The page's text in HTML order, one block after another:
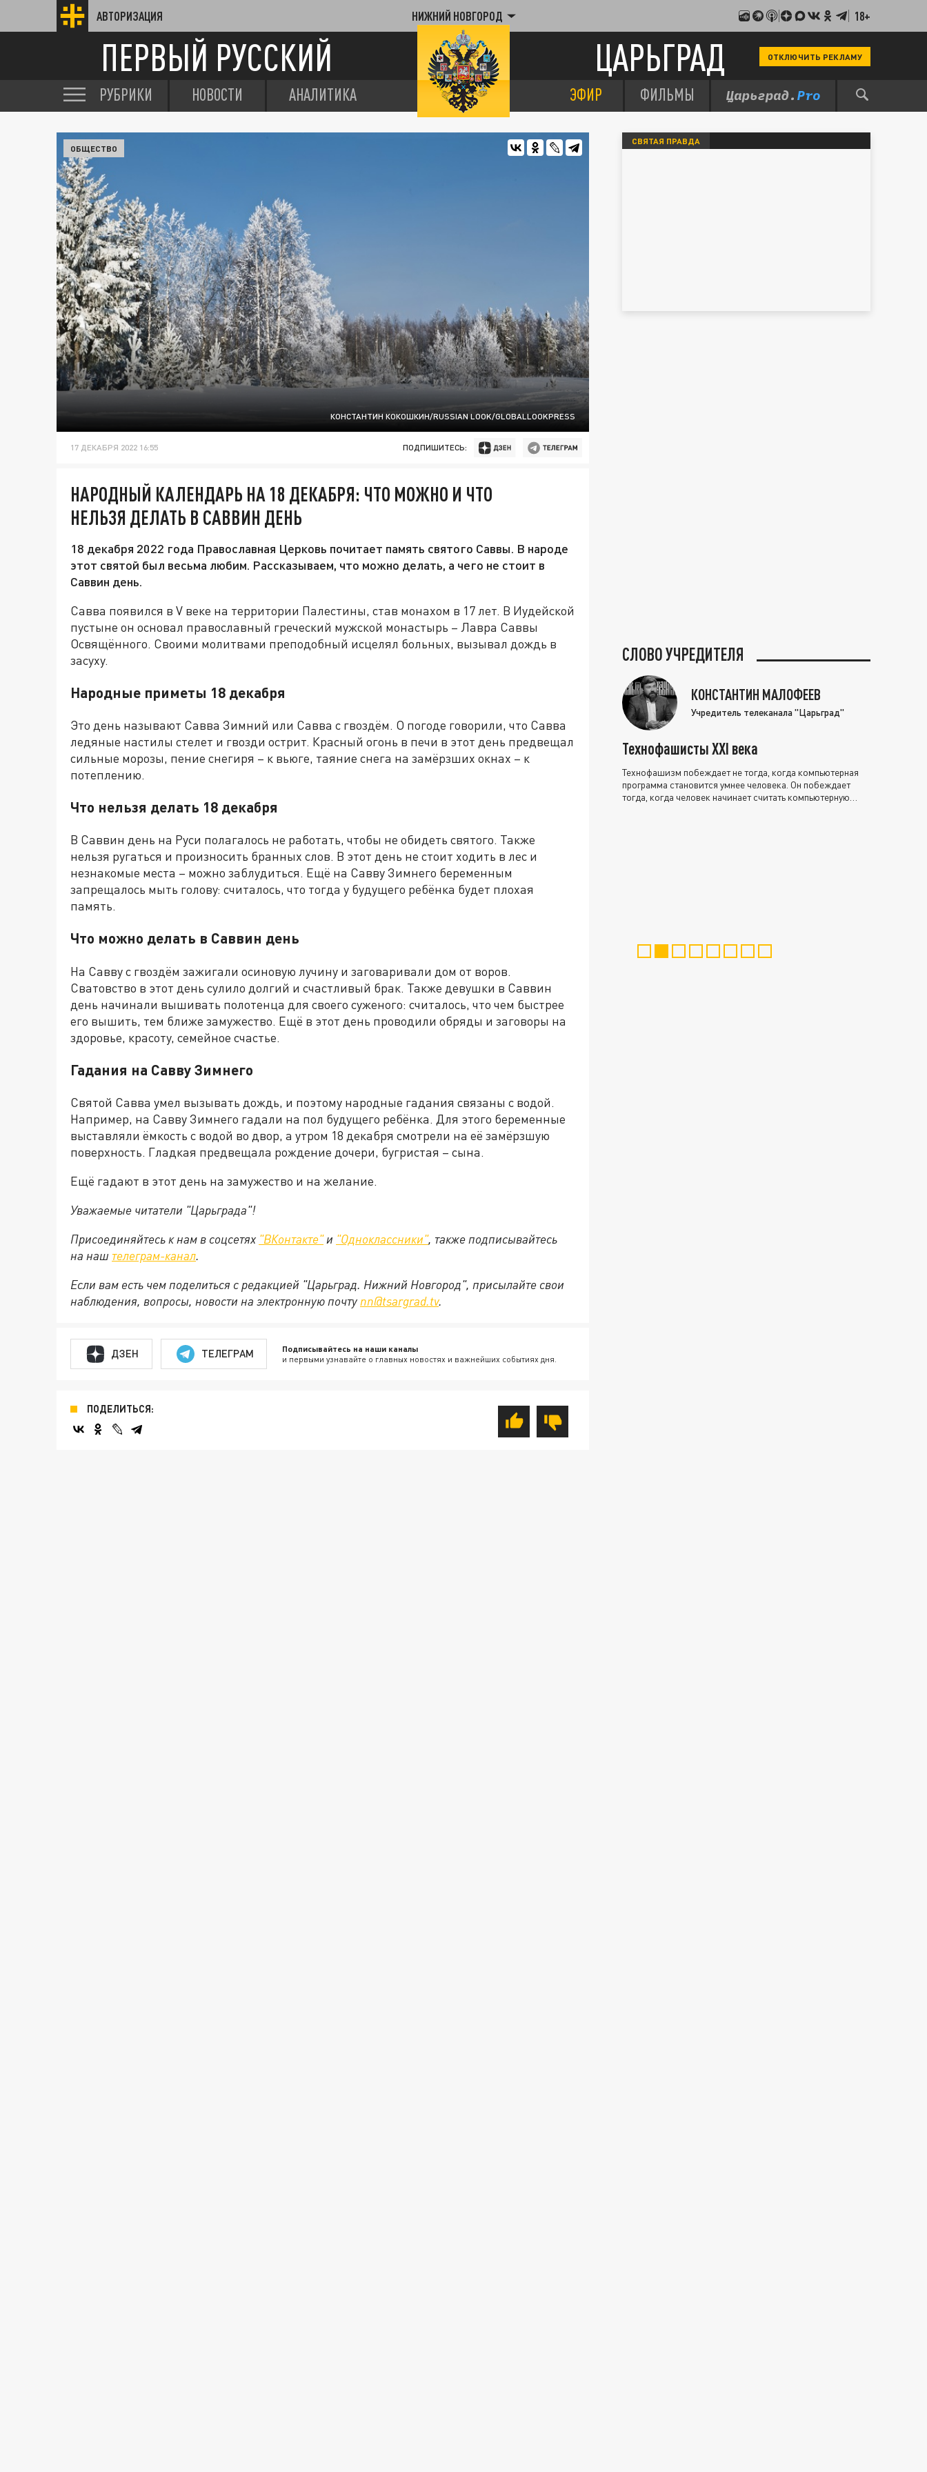
АВТОРИЗАЦИЯ НИЖНИЙ НОВГОРОД 18+
ПЕРВЫЙ РУССКИЙ ЦАРЬГРАД ОТКЛЮЧИТЬ РЕКЛАМУ
РУБРИКИ НОВОСТИ АНАЛИТИКА ЭФИР ФИЛЬМЫ
КОНСТАНТИН КОКОШКИН/RUSSIAN LOOK/GLOBALLOOKPRESS
ОБЩЕСТВО
17 ДЕКАБРЯ 2022 16:55 ПОДПИШИТЕСЬ:
НАРОДНЫЙ КАЛЕНДАРЬ НА 18 ДЕКАБРЯ: ЧТО МОЖНО И ЧТО
НЕЛЬЗЯ ДЕЛАТЬ В САВВИН ДЕНЬ
18 декабря 2022 года Православная Церковь почитает память святого Саввы. В народе
этот святой был весьма любим. Рассказываем, что можно делать, а чего не стоит в
Саввин день.
Савва появился в V веке на территории Палестины, став монахом в 17 лет. В Иудейской
пустыне он основал православный греческий мужской монастырь – Лавра Саввы
Освящённого. Своими молитвами преподобный исцелял больных, вызывал дождь в
засуху.
Народные приметы 18 декабря
Это день называют Савва Зимний или Савва с гвоздём. О погоде говорили, что Савва
ледяные настилы стелет и гвозди острит. Красный огонь в печи в этот день предвещал
сильные морозы, пение снегиря – к вьюге, таяние снега на замёрзших окнах – к
потеплению.
Что нельзя делать 18 декабря
В Саввин день на Руси полагалось не работать, чтобы не обидеть святого. Также
нельзя ругаться и произносить бранных слов. В этот день не стоит ходить в лес и
незнакомые места – можно заблудиться. Ещё на Савву Зимнего беременным
запрещалось мыть голову: считалось, что тогда у будущего ребёнка будет плохая
память.
Что можно делать в Саввин день
На Савву с гвоздём зажигали осиновую лучину и заговаривали дом от воров.
Сватовство в этот день сулило долгий и счастливый брак. Также девушки в Саввин
день начинали вышивать полотенца для своего суженого: считалось, что чем быстрее
его вышить, тем ближе замужество. Ещё в этот день проводили обряды и заговоры на
здоровье, красоту, семейное счастье.
Гадания на Савву Зимнего
Святой Савва умел вызывать дождь, и поэтому народные гадания связаны с водой.
Например, на Савву Зимнего гадали на пол будущего ребёнка. Для этого беременные
выставляли ёмкость с водой во двор, а утром 18 декабря смотрели на её замёрзшую
поверхность. Гладкая предвещала рождение дочери, бугристая – сына.
Ещё гадают в этот день на замужество и на желание.
Уважаемые читатели "Царьграда"!
Присоединяйтесь к нам в соцсетях "ВКонтакте"и "Одноклассники", также подписывайтесь
на наш телеграм-канал.
Если вам есть чем поделиться с редакцией "Царьград. Нижний Новгород", присылайте свои
наблюдения, вопросы, новости на электронную почту nn@tsargrad.tv.
ДЗЕН ТЕЛЕГРАМ Подписывайтесь на наши каналы
и первыми узнавайте о главных новостях и важнейших событиях дня.
ПОДЕЛИТЬСЯ:
СВЯТАЯ ПРАВДА
СЛОВО УЧРЕДИТЕЛЯ
КОНСТАНТИН МАЛОФЕЕВ
Учредитель телеканала "Царьград"
Технофашисты XXI века
Технофашизм побеждает не тогда, когда компьютерная
программа становится умнее человека. Он побеждает
тогда, когда человек начинает считать компьютерную